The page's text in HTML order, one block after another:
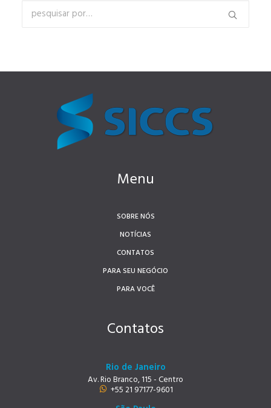
Menu
SOBRE NÓS
NOTÍCIAS
CONTATOS
PARA SEU NEGÓCIO
PARA VOCÊ
Contatos
Rio de Janeiro
Av. Rio Branco, 115 - Centro
+55 21 97177-9601